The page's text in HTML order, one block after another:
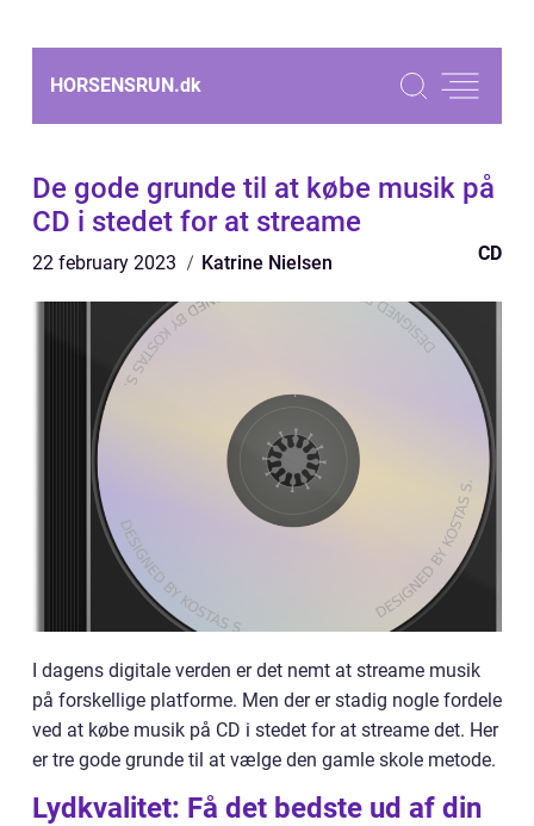
HORSENSRUN.dk
De gode grunde til at købe musik på
CD i stedet for at streame
22 february 2023 Katrine Nielsen CD
I dagens digitale verden er det nemt at streame musik
på forskellige platforme. Men der er stadig nogle fordele
ved at købe musik på CD i stedet for at streame det. Her
er tre gode grunde til at vælge den gamle skole metode.
Lydkvalitet: Få det bedste ud af din